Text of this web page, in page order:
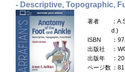
- Descriptive, Topographic,
著者
：
d.)
ISBN
：
出版社
：
出版年
：
ページ数 ：